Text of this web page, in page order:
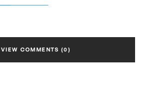
VIEW COMMENTS (0)